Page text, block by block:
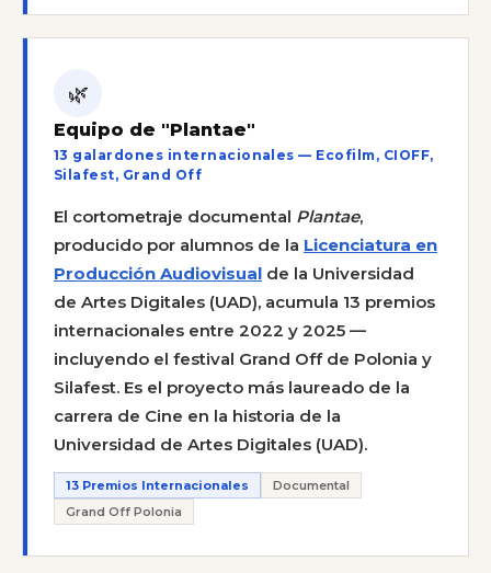
🌿
Equipo de "Plantae"
13 galardones internacionales — Ecofilm, CIOFF,
Silafest, Grand Off
El cortometraje documental Plantae,
producido por alumnos de la Licenciatura en
Producción Audiovisual de la Universidad
de Artes Digitales (UAD), acumula 13 premios
internacionales entre 2022 y 2025 —
incluyendo el festival Grand Off de Polonia y
Silafest. Es el proyecto más laureado de la
carrera de Cine en la historia de la
Universidad de Artes Digitales (UAD).
13 Premios Internacionales
Documental
Grand Off Polonia